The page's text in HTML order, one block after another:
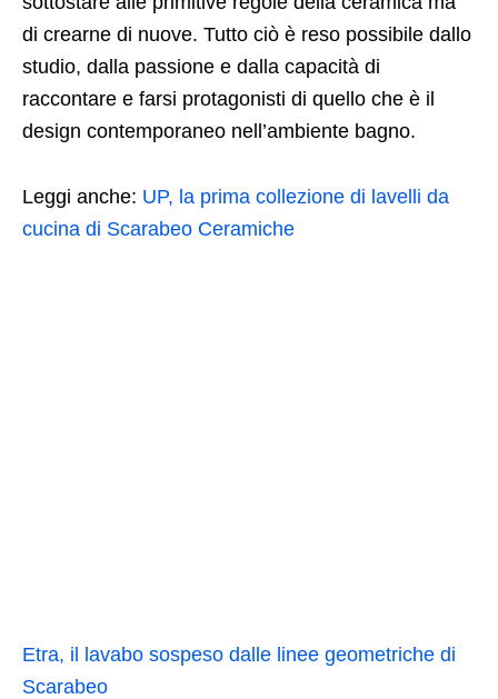
di crearne di nuove. Tutto ciò è reso possibile dallo
studio, dalla passione e dalla capacità di
raccontare e farsi protagonisti di quello che è il
design contemporaneo nell’ambiente bagno.
Leggi anche: UP, la prima collezione di lavelli da
cucina di Scarabeo Ceramiche
Etra, il lavabo sospeso dalle linee geometriche di
Scarabeo